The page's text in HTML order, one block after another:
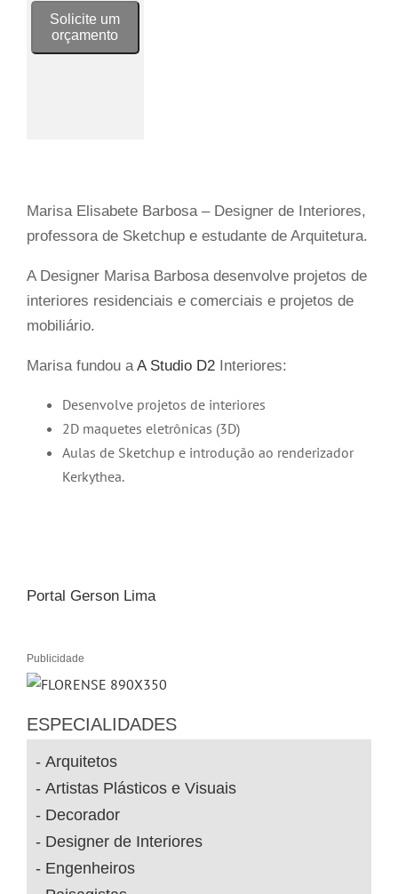
Solicite um
orçamento
Marisa Elisabete Barbosa – Designer de Interiores,
professora de Sketchup e estudante de Arquitetura.
A Designer Marisa Barbosa desenvolve projetos de
interiores residenciais e comerciais e projetos de
mobiliário.
Marisa fundou aA Studio D2 Interiores:
Desenvolve projetos de interiores
2D maquetes eletrônicas (3D)
Aulas de Sketchup e introdução ao renderizador
Kerkythea.
Portal Gerson Lima
Publicidade
ESPECIALIDADES
Arquitetos
Artistas Plásticos e Visuais
Decorador
Designer de Interiores
Engenheiros